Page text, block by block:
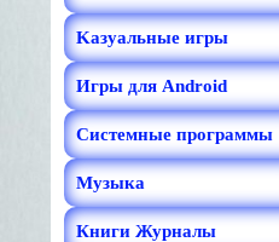
Kазуальные игры
Игры для Android
Системные программы
Музыка
Книги Журналы